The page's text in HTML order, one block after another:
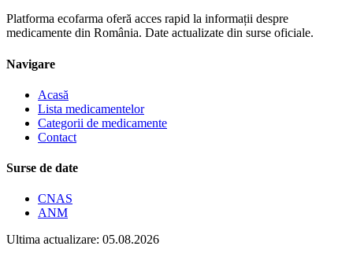
Platforma ecofarma oferă acces rapid la informații despre
medicamente din România. Date actualizate din surse oficiale.
Navigare
Acasă
Lista medicamentelor
Categorii de medicamente
Contact
Surse de date
CNAS
ANM
Ultima actualizare: 05.08.2026